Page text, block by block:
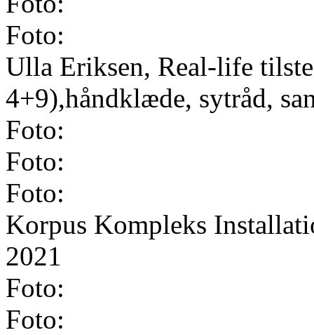
Foto:
Ulla Eriksen, Real-life
4+9),håndklæde, sytråd,
Foto:
Foto:
Foto:
Korpus Kompleks
2021
Foto:
Foto: